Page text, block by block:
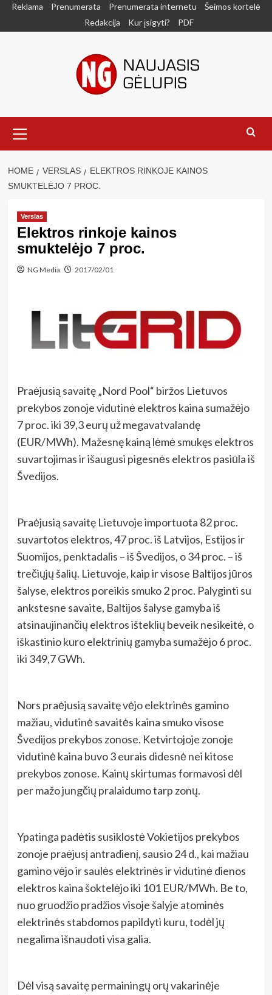
SkipReklama Prenumerata Prenumerata internetu
Šeimos kortelė
Redakcija
Kur įsigyti? PDF
Menu
HOME VERSLAS
ELEKTROS RINKOJE KAINOS
SMUKTELĖJO 7 PROC.
Verslas
Elektros rinkoje kainos
smuktelėjo 7 proc.
NG Media 2017/02/01
Praėjusią savaitę „Nord Pool“ biržos Lietuvos
prekybos zonoje vidutinė elektros kaina sumažėjo
7 proc. iki 39,3 eurų už megavatvalandę
(EUR/MWh). Mažesnę kainą lėmė smukęs elektros
suvartojimas ir išaugusi pigesnės elektros pasiūla iš
Švedijos.
Praėjusią savaitę Lietuvoje importuota 82 proc.
suvartotos elektros, 47 proc. iš Latvijos, Estijos ir
Suomijos, penktadalis – iš Švedijos, o 34 proc. – iš
trečiųjų šalių. Lietuvoje, kaip ir visose Baltijos jūros
šalyse, elektros poreikis smuko 2 proc. Palyginti su
ankstesne savaite, Baltijos šalyse gamyba iš
atsinaujinančių elektros išteklių beveik nesikeitė, o
iškastinio kuro elektrinių gamyba sumažėjo 6 proc.
iki 349,7 GWh.
Nors praėjusią savaitę vėjo elektrinės gamino
mažiau, vidutinė savaitės kaina smuko visose
Švedijos prekybos zonose. Ketvirtojoje zonoje
vidutinė kaina buvo 3 eurais didesnė nei kitose
prekybos zonose. Kainų skirtumas formavosi dėl
per mažo jungčių pralaidumo tarp zonų.
Ypatinga padėtis susiklostė Vokietijos prekybos
zonoje praėjusį antradienį, sausio 24 d., kai mažiau
gamino vėjo ir saulės elektrinės ir vidutinė dienos
elektros kaina šoktelėjo iki 101 EUR/MWh. Be to,
nuo gruodžio pradžios visoje šalyje atominės
elektrinės stabdomos papildyti kuru, todėl jų
negalima išnaudoti visa galia.
Dėl visą savaitę permainingų orų vakarinėje